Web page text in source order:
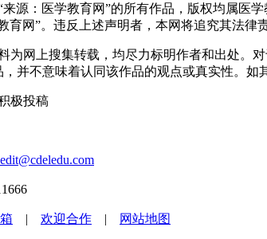
来源：医学教育网”的所有作品，版权均属医
育网”。违反上述声明者，本网将追究其法律责
为网上搜集转载，均尽力标明作者和出处。
并不意味着认同该作品的观点或真实性。如
极投稿
| 欢迎合作 | 网站地图